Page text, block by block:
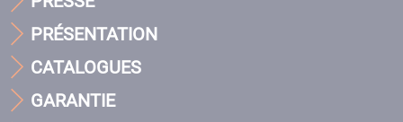
PRÉSENTATION
CATALOGUES
GARANTIE